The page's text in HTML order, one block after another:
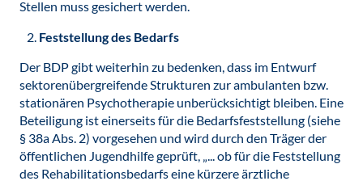
Stellen muss gesichert werden.
Feststellung des Bedarfs
Der BDP gibt weiterhin zu bedenken, dass im Entwurf
sektorenübergreifende Strukturen zur ambulanten bzw.
stationären Psychotherapie unberücksichtigt bleiben. Eine
Beteiligung ist einerseits für die Bedarfsfeststellung (siehe
§ 38a Abs. 2) vorgesehen und wird durch den Träger der
öffentlichen Jugendhilfe geprüft, „... ob für die Feststellung
des Rehabilitationsbedarfs eine kürzere ärztliche